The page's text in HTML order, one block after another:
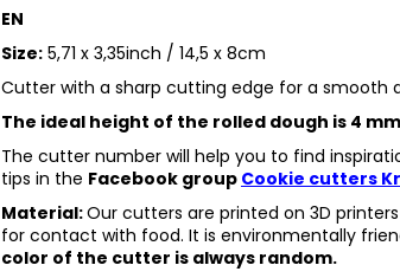
EN
Size: 5,71 x 3,35inch / 14,5 x 8cm
Cutter with a sharp cutting edge for a smooth
The ideal height of the rolled dough is 4 mm
The cutter number will help you to find
tips in the Facebook group Cookie cutters
Material:Our cutters are printed on 3D
for contact with food. It is environmentally
color of the cutter is always random.